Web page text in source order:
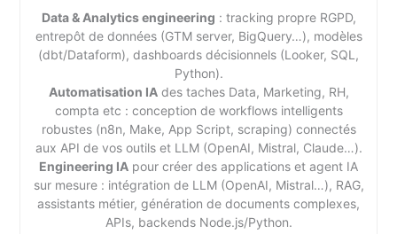
Data & Analytics engineering : tracking propre RGPD,
entrepôt de données (GTM server, BigQuery…), modèles
(dbt/Dataform), dashboards décisionnels (Looker, SQL,
Python).
Automatisation IAdes taches Data, Marketing, RH,
compta etc : conception de workflows intelligents
robustes (n8n, Make, App Script, scraping) connectés
aux API de vos outils et LLM (OpenAI, Mistral, Claude…).
Engineering IA pour créer des applications et agent IA
sur mesure : intégration de LLM (OpenAI, Mistral…), RAG,
assistants métier, génération de documents complexes,
APIs, backends Node.js/Python.